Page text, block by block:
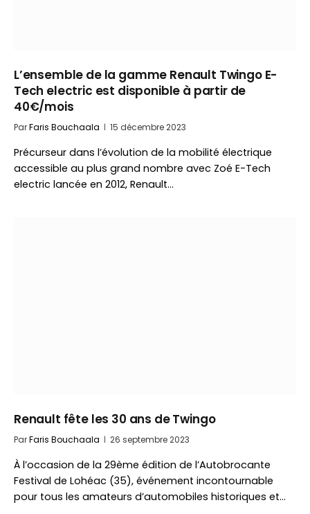
L’ensemble de la gamme Renault Twingo E-
Tech electric est disponible à partir de
40€/mois
ParFaris Bouchaala 15 décembre 2023
Précurseur dans l’évolution de la mobilité électrique
accessible au plus grand nombre avec Zoé E-Tech
electric lancée en 2012, Renault…
Renault fête les 30 ans de Twingo
ParFaris Bouchaala 26 septembre 2023
À l’occasion de la 29ème édition de l’Autobrocante
Festival de Lohéac (35), événement incontournable
pour tous les amateurs d’automobiles historiques et…